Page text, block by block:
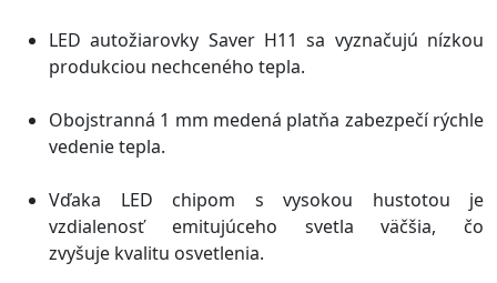
LED autožiarovky Saver H11 sa vyznačujú nízkou
produkciou nechceného tepla.
Obojstranná 1 mm medená platňa zabezpečí rýchle
vedenie tepla.
Vďaka LED chipom s vysokou hustotou je
vzdialenosť emitujúceho svetla väčšia, čo
zvyšuje kvalitu osvetlenia.